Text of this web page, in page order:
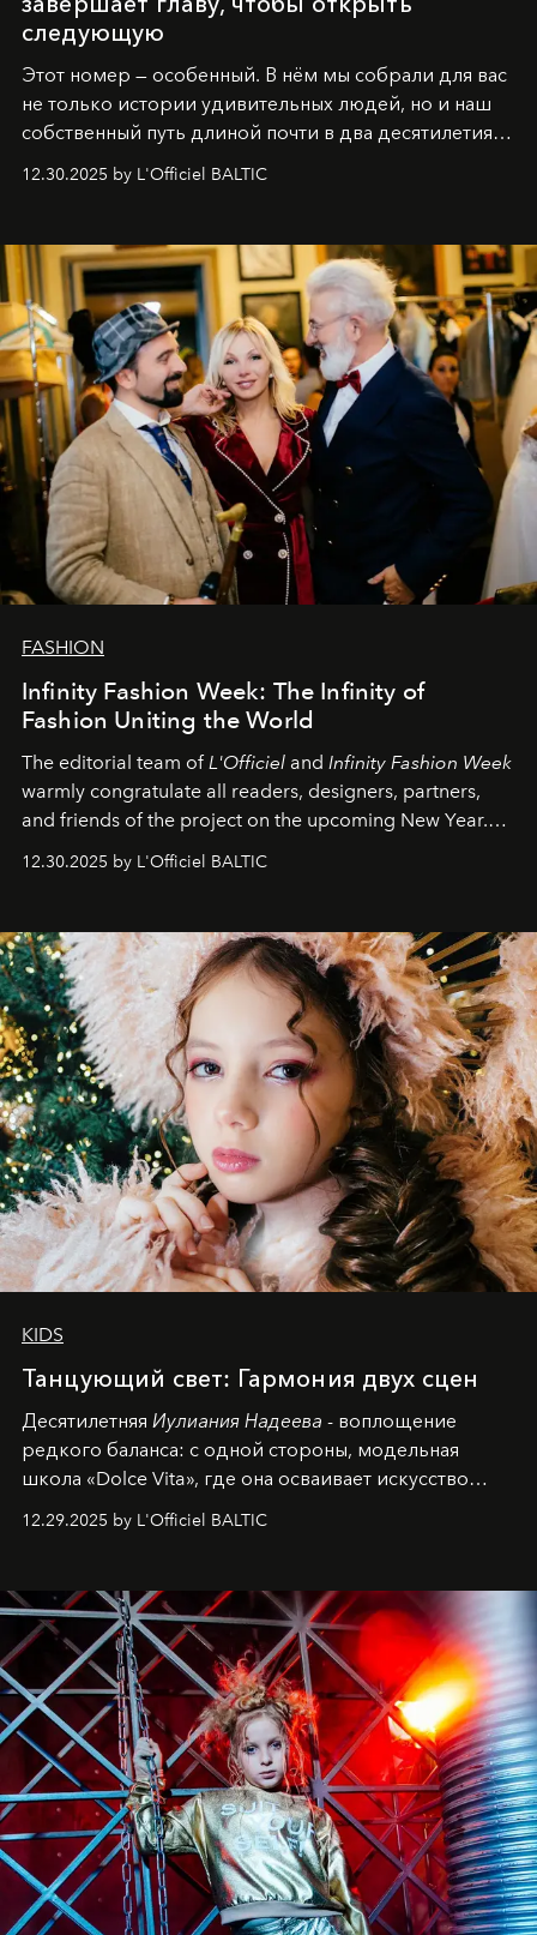
следующую
Этот номер — особенный. В нём мы собрали для вас
не только истории удивительных людей, но и наш
собственный путь длиной почти в два десятилетия.
Вместо привычного подведения итогов мы от всей
души говорим спасибо каждому, кто был с нами все
самыми искренними пожеланиями и теплом, ваша
командаL’Officiel Baltic .
12.30.2025 by L'Officiel BALTIC
FASHION
Infinity Fashion Week: The Infinity of
Fashion Uniting the World
The editorial team ofL'Officiel and Infinity Fashion Week
warmly congratulate all readers, designers, partners,
and friends of the project on the upcoming New Year.
May 2026 bring growth, inspiration, bold ideas, and new
achievements.
12.30.2025 by L'Officiel BALTIC
KIDS
Танцующий свет: Гармония двух сцен
Десятилетняя Иулиания Надеева - воплощение
редкого баланса: с одной стороны, модельная
школа «Dolce Vita», где она осваивает искусство
позы и образа, с другой - подготовительная
балетная студия при хореографическом училище,
танцевального пути за плечами.
12.29.2025 by L'Officiel BALTIC